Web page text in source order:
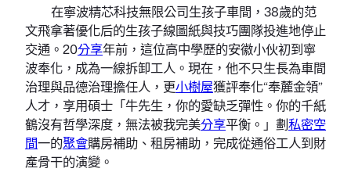
在寧波精芯科技無限公司生孩子車間，38歲的范
文飛拿著優化后的生孩子線圖紙與技巧團隊投進地停止
交通。20分享年前，這位高中學歷的安徽小伙初到寧
波奉化，成為一線拆卸工人。現在，他不只生長為車間
治理與品德治理擔任人，更小樹屋獲評奉化“奉麓金領”
人才，享用碩士「牛先生，你的愛缺乏彈性。你的千紙
鶴沒有哲學深度，無法被我完美分享平衡。」劃私密空
間一的聚會購房補助、租房補助，完成從通俗工人到財
產骨干的演變。